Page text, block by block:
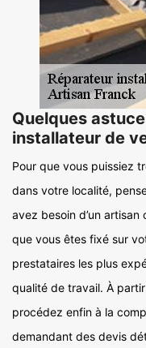
Quelques
installateur de
Pour que vous puissiez
dans votre localité,
avez besoin d’un artisan
que vous êtes fixé sur
prestataires les plus
qualité de travail. À
procédez enfin à la
demandant des devis